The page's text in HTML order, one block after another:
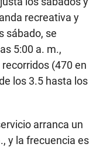
recreativa y
sábado, se
5:00 a. m.,
(470 en
los 3.5 hasta los
arranca un
y la frecuencia es